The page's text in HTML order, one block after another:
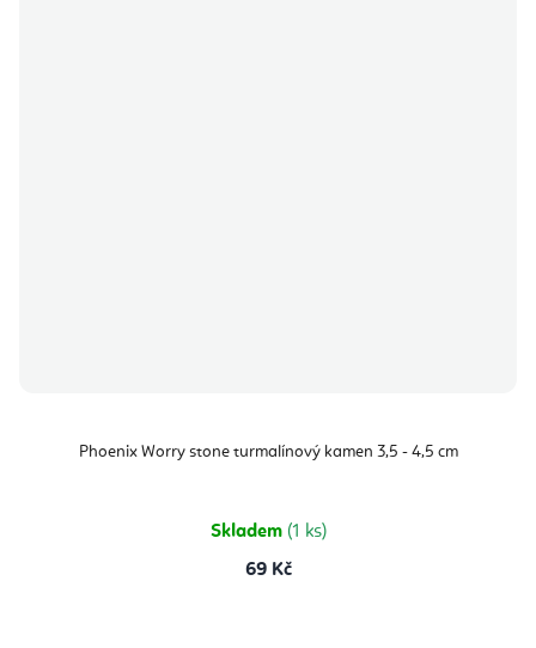
Phoenix Worry stone turmalínový kamen 3,5 - 4,5 cm
Skladem (1 ks)
69 Kč